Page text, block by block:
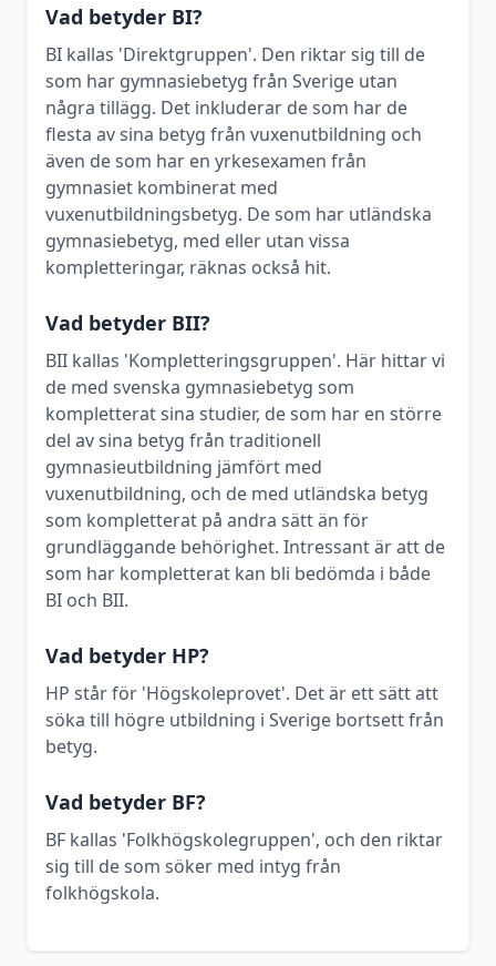
Vad betyder BI?
BI kallas 'Direktgruppen'. Den riktar sig till de
som har gymnasiebetyg från Sverige utan
några tillägg. Det inkluderar de som har de
flesta av sina betyg från vuxenutbildning och
även de som har en yrkesexamen från
gymnasiet kombinerat med
vuxenutbildningsbetyg. De som har utländska
gymnasiebetyg, med eller utan vissa
kompletteringar, räknas också hit.
Vad betyder BII?
BII kallas 'Kompletteringsgruppen'. Här hittar vi
de med svenska gymnasiebetyg som
kompletterat sina studier, de som har en större
del av sina betyg från traditionell
gymnasieutbildning jämfört med
vuxenutbildning, och de med utländska betyg
som kompletterat på andra sätt än för
grundläggande behörighet. Intressant är att de
som har kompletterat kan bli bedömda i både
BI och BII.
Vad betyder HP?
HP står för 'Högskoleprovet'. Det är ett sätt att
söka till högre utbildning i Sverige bortsett från
betyg.
Vad betyder BF?
BF kallas 'Folkhögskolegruppen', och den riktar
sig till de som söker med intyg från
folkhögskola.